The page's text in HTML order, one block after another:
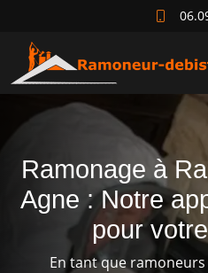
Ramonage à
Agne : Notre
pour
En tant que